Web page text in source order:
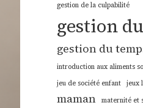
gestion de la culpabilité
gestion
gestion du
introduction aux aliments
jeu de société enfant jeux
maman maternité et